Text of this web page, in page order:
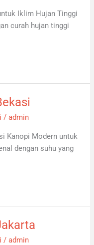
Iklim Hujan Tinggi
curah hujan tinggi
/admin
Kanopi Modern untuk
dengan suhu yang
/admin